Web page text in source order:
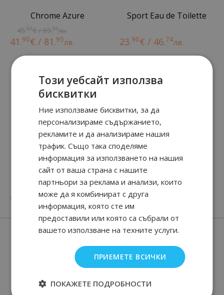
Chrome Azure
45.97€ / 89.91лв.
41.90€ / 81.95лв.
Sport Eau de Toilette
23.90€ / 46.74лв.
CHROME LEGEND
от 90€ / 62.39лв.
Wanted Eau de Parfum
от 42.90
Нови парфюми
Този уебсайт използва
бисквитки
Ние използваме бисквитки, за да
персонализираме съдържанието,
рекламите и да анализираме нашия
трафик. Също така споделяме
информация за използването на нашия
сайт от ваша страна с нашите
партньори за реклама и анализи, които
може да я комбинират с друга
информация, която сте им
предоставили или която са събрали от
вашето използване на техните услуги.
ПРИЕМЕТЕ ВСИЧКИ
ПОКАЖЕТЕ ПОДРОБНОСТИ